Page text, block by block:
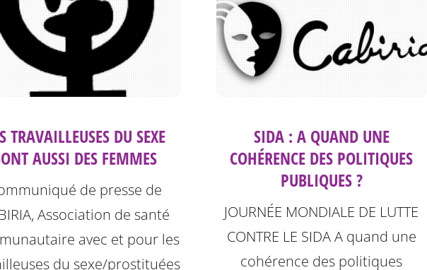
TRAVAILLEUSES DU SEXE
AUSSI DES FEMMES
de presse de
Association de santé
avec et pour les
du sexe/prostituées
SIDA : A QUAND UNE
COHÉRENCE DES POLITIQUES
PUBLIQUES ?
JOURNÉE MONDIALE DE LUTTE
CONTRE LE SIDA A quand une
cohérence des politiques